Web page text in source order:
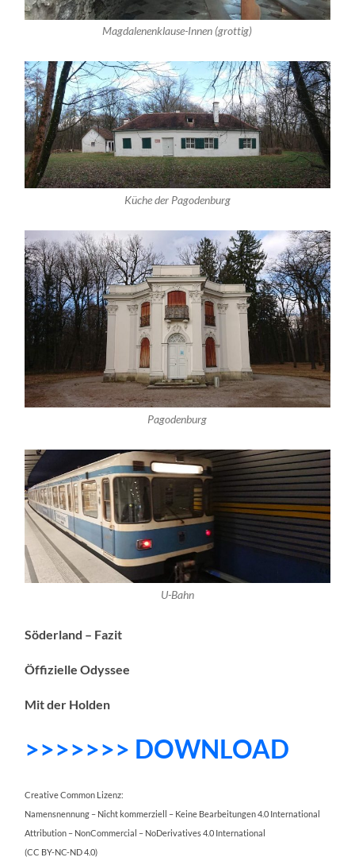
Magdalenenklause-Innen (grottig)
Küche der Pagodenburg
Pagodenburg
U-Bahn
Söderland – Fazit
Öffizielle Odyssee
Mit der Holden
>>>>>>> DOWNLOAD
Creative Common Lizenz:
Namensnennung – Nicht kommerziell – Keine Bearbeitungen 4.0 International
Attribution – NonCommercial – NoDerivatives 4.0 International
(CC BY-NC-ND 4.0)